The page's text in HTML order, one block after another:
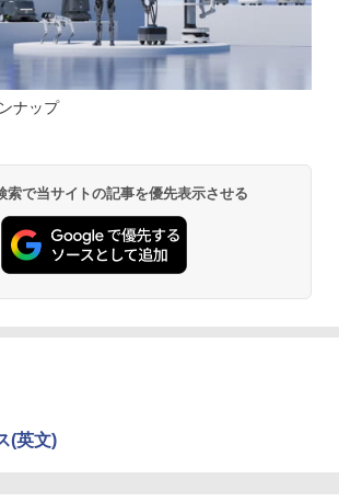
ナップ
索で当サイトの記事を優先表示させる
(英文)